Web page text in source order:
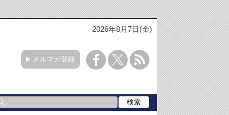
2026年8月7日(金)
メルマガ登録